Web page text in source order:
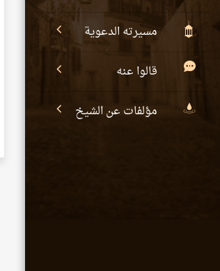
مسيرته الدعوية
قالوا عنه
مؤلفات عن الشيخ